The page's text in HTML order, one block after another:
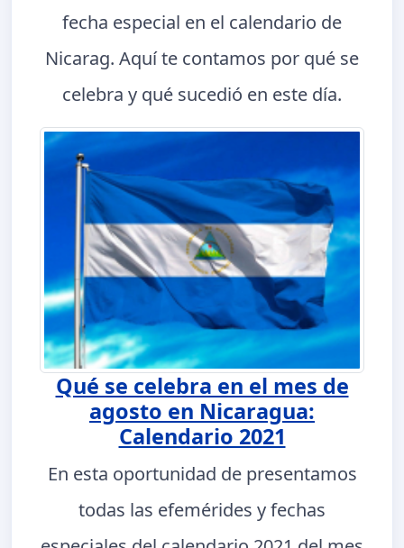
fecha especial en el calendario de
Nicarag. Aquí te contamos por qué se
celebra y qué sucedió en este día.
Qué se celebra en el mes de
agosto en Nicaragua:
Calendario 2021
En esta oportunidad de presentamos
todas las efemérides y fechas